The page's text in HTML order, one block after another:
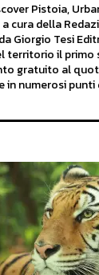
Pistoia,
cura della
Giorgio Tesi
territorio il primo
gratuito al
in numerosi